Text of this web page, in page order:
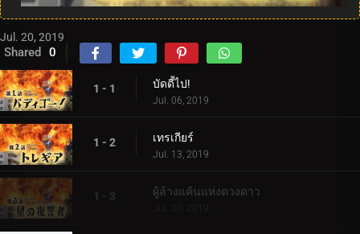
Jul. 20, 2019
Shared 0
1 - 1 บัดดี้ไป!
Jul. 06, 2019
1 - 2 เทรเกียร์
Jul. 13, 2019
1 - 3 ผู้ล้างแค้นแห่งดวงดาว
Jul. 20, 2019